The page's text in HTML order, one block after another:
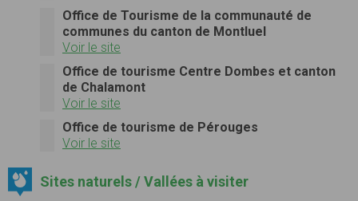
Office de Tourisme de la communauté de
communes du canton de Montluel
Voir le site
Office de tourisme Centre Dombes et canton
de Chalamont
Voir le site
Office de tourisme de Pérouges
Voir le site
Sites naturels / Vallées à visiter